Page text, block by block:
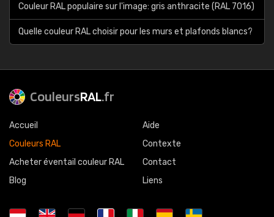
Couleur RAL populaire sur l'image: gris anthracite (RAL 7016)
Quelle couleur RAL choisir pour les murs et plafonds blancs?
CouleursRAL.fr
Accueil
Couleurs RAL
Acheter éventail couleur RAL
Blog
Aide
Contexte
Contact
Liens